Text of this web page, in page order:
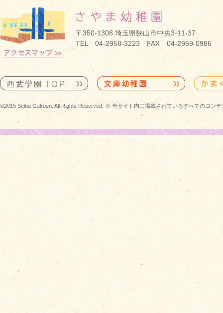
〒350-1308 埼玉県狭山市中央3-11-37
TEL 04-2958-3223 FAX 04-2959-0986
©2015 Seibu Gakuen. All Rights Reserved. ※ 当サイト内に掲載されているすべてのコン